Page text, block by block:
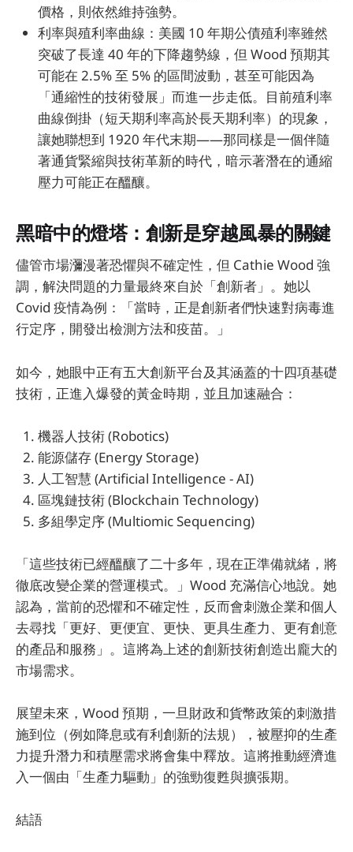
價格，則依然維持強勢。
利率與殖利率曲線：美國 10 年期公債殖利率雖然
突破了長達 40 年的下降趨勢線，但 Wood 預期其
可能在 2.5% 至 5% 的區間波動，甚至可能因為
「通縮性的技術發展」而進一步走低。目前殖利率
曲線倒掛（短天期利率高於長天期利率）的現象，
讓她聯想到 1920 年代末期——那同樣是一個伴隨
著通貨緊縮與技術革新的時代，暗示著潛在的通縮
壓力可能正在醞釀。
黑暗中的燈塔：創新是穿越風暴的關鍵
儘管市場瀰漫著恐懼與不確定性，但 Cathie Wood 強
調，解決問題的力量最終來自於「創新者」。她以
Covid 疫情為例：「當時，正是創新者們快速對病毒進
行定序，開發出檢測方法和疫苗。」
如今，她眼中正有五大創新平台及其涵蓋的十四項基礎
技術，正進入爆發的黃金時期，並且加速融合：
機器人技術 (Robotics)
能源儲存 (Energy Storage)
人工智慧 (Artificial Intelligence - AI)
區塊鏈技術 (Blockchain Technology)
多組學定序 (Multiomic Sequencing)
「這些技術已經醞釀了二十多年，現在正準備就緒，將
徹底改變企業的營運模式。」Wood 充滿信心地說。她
認為，當前的恐懼和不確定性，反而會刺激企業和個人
去尋找「更好、更便宜、更快、更具生產力、更有創意
的產品和服務」。這將為上述的創新技術創造出龐大的
市場需求。
展望未來，Wood 預期，一旦財政和貨幣政策的刺激措
施到位（例如降息或有利創新的法規），被壓抑的生產
力提升潛力和積壓需求將會集中釋放。這將推動經濟進
入一個由「生產力驅動」的強勁復甦與擴張期。
結語